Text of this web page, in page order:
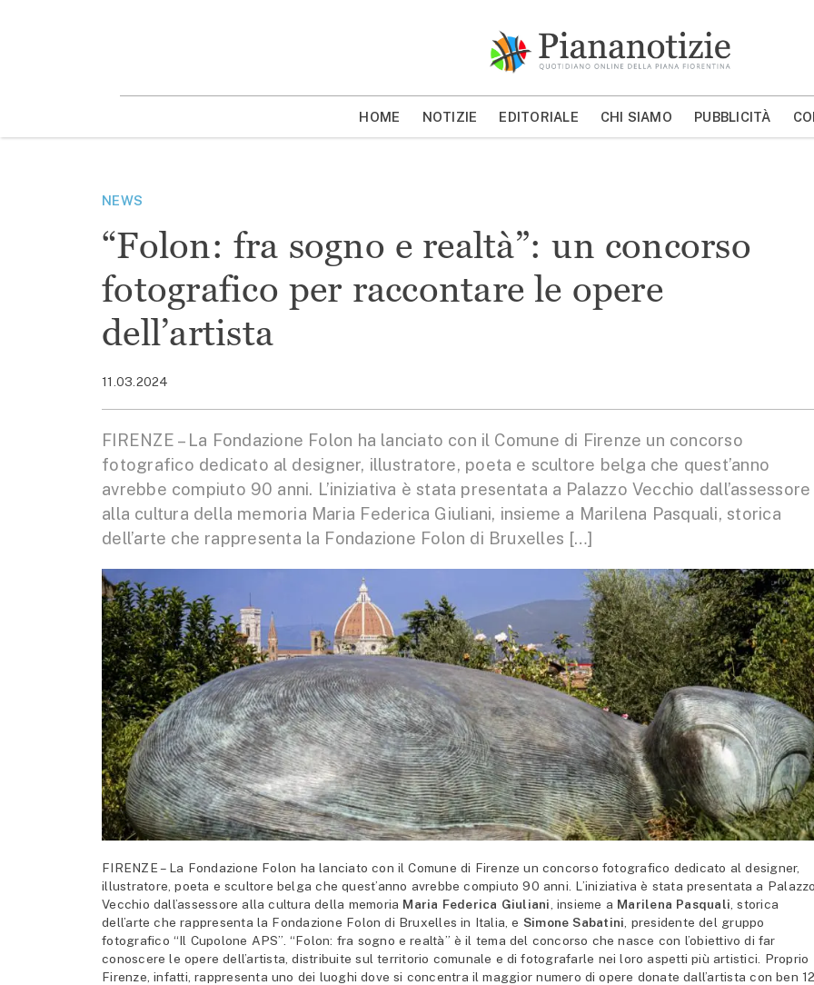
MOSTRA/NASCONDI CERCA
HOME NOTIZIE EDITORIALE CHI SIAMO PUBBLICITÀ
NEWS
“Folon: fra sogno e realtà”: un concorso
fotografico per raccontare le opere
dell’artista
11.03.2024
FIRENZE – La Fondazione Folon ha lanciato con il Comune di Firenze un concorso
fotografico dedicato al designer, illustratore, poeta e scultore belga che quest’anno
avrebbe compiuto 90 anni. L’iniziativa è stata presentata a Palazzo Vecchio dall’assessore
alla cultura della memoria Maria Federica Giuliani, insieme a Marilena Pasquali, storica
dell’arte che rappresenta la Fondazione Folon di Bruxelles […]
FIRENZE – La Fondazione Folon ha lanciato con il Comune di Firenze un concorso fotografico dedicato al designer,
illustratore, poeta e scultore belga che quest’anno avrebbe compiuto 90 anni. L’iniziativa è stata presentata a
Vecchio dall’assessore alla cultura della memoria Maria Federica Giuliani , insieme a Marilena Pasquali , storica
dell’arte che rappresenta la Fondazione Folon di Bruxelles in Italia, e Simone Sabatini , presidente del gruppo
fotografico “Il Cupolone APS”. “Folon: fra sogno e realtà” è il tema del concorso che nasce con l’obiettivo di far
conoscere le opere dell’artista, distribuite sul territorio comunale e di fotografarle nei loro aspetti più artistici. Proprio
Firenze, infatti, rappresenta uno dei luoghi dove si concentra il maggior numero di opere donate dall’artista con ben